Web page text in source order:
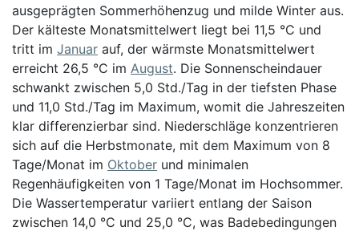
ausgeprägten Sommerhöhenzug und milde Winter aus.
Der kälteste Monatsmittelwert liegt bei 11,5 °C und
tritt im Januar auf, der wärmste Monatsmittelwert
erreicht 26,5 °C im August. Die Sonnenscheindauer
schwankt zwischen 5,0 Std./Tag in der tiefsten Phase
und 11,0 Std./Tag im Maximum, womit die Jahreszeiten
klar differenzierbar sind. Niederschläge konzentrieren
sich auf die Herbstmonate, mit dem Maximum von 8
Tage/Monat im Oktober und minimalen
Regenhäufigkeiten von 1 Tage/Monat im Hochsommer.
Die Wassertemperatur variiert entlang der Saison
zwischen 14,0 °C und 25,0 °C, was Badebedingungen